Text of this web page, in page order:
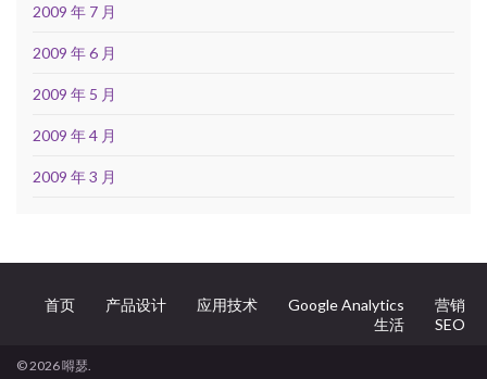
2009 年 7 月
2009 年 6 月
2009 年 5 月
2009 年 4 月
2009 年 3 月
首页 产品设计 应用技术 Google Analytics
营销
生活
SEO
© 2026 嘚瑟.